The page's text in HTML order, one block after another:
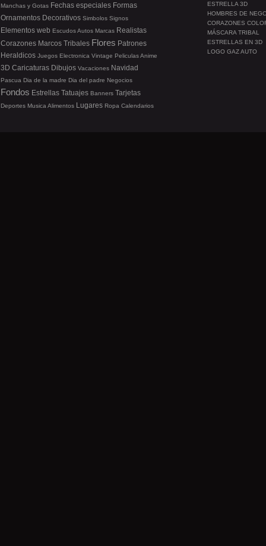
ESTRELLA 3D
HOMBRES DE
CORAZONES
MÁSCARA TRIBAL
ESTRELLAS EN 3D
LOGO GAZ AUTO
Manchas y Gotas Fechas especiales Formas
Ornamentos Decorativos Simbolos Signos
Elementos web EscudosAutos Marcas Realistas
Corazones Marcos Tribales Flores Patrones
Heraldicos Juegos Electronica Vintage PeliculasAnime
3D Caricaturas Dibujos Vacaciones Navidad
Pascua Dia de la madre Dia del padre Negocios
Fondos Estrellas Tatuajes Banners Tarjetas
Deportes Musica Alimentos Lugares Ropa Calendarios